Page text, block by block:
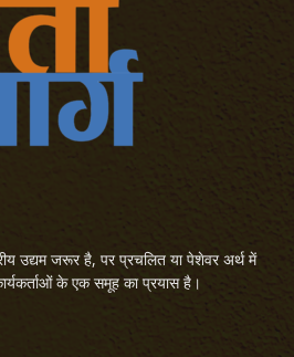
उद्यम जरूर है, पर प्रचलित या पेशेवर अर्थ में
के एक समूह का प्रयास है।